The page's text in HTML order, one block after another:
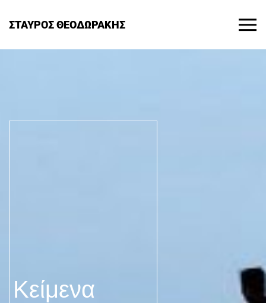
ΣΤΑΥΡΟΣ ΘΕΟΔΩΡΑΚΗΣ
Κείμενα